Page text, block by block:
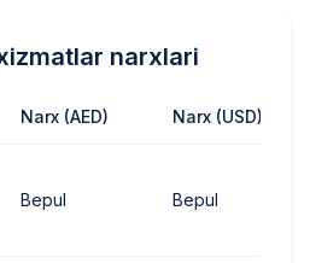
narxlari
Narx (AED) Narx (USD)
Bepul Bepul